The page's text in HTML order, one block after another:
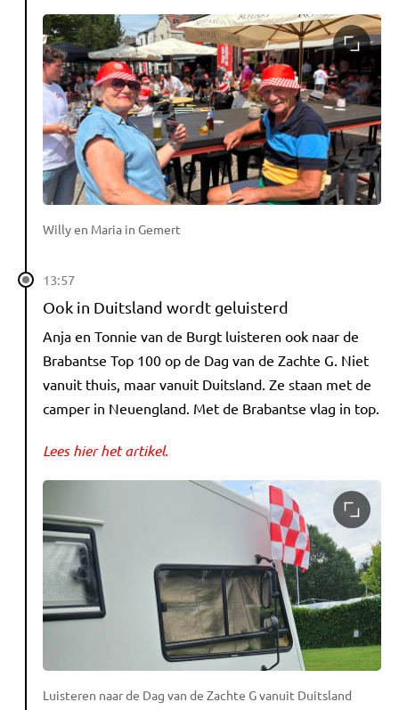
Willy en Maria in Gemert
13:57
Ook in Duitsland wordt geluisterd
Anja en Tonnie van de Burgt luisteren ook naar de
Brabantse Top 100 op de Dag van de Zachte G. Niet
vanuit thuis, maar vanuit Duitsland. Ze staan met de
camper in Neuengland. Met de Brabantse vlag in top.
Lees hier het artikel.
Luisteren naar de Dag van de Zachte G vanuit Duitsland